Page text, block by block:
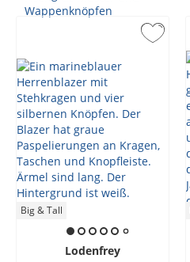
Big & Tall
Lodenfrey